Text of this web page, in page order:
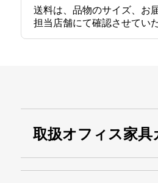
送料は、品物のサイズ、お
担当店舗にて確認させてい
取扱オフィス家具